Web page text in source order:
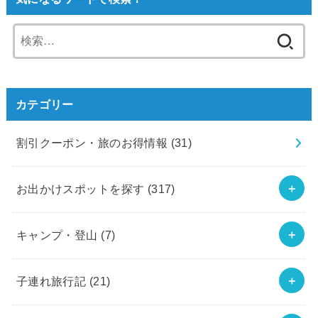
索:
カテゴリー
割引クーポン・旅のお得情報 (31)
お出かけスポットを探す (317)
キャンプ・登山 (7)
子連れ旅行記 (21)